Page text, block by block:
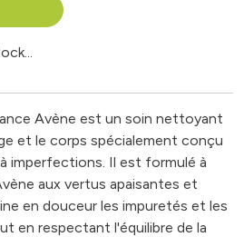
Avène est un soin nettoyant
et le corps spécialement conçu
imperfections. Il est formulé à
aux vertus apaisantes et
en douceur les impuretés et les
en respectant l'équilibre de la